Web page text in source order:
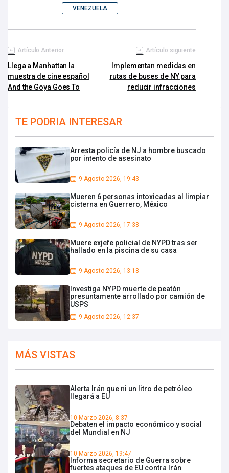
VENEZUELA
Artículo Anterior
Llega a Manhattan la
muestra de cine español
And the Goya Goes To
Artículo siguiente
Implementan medidas en
rutas de buses de NY para
reducir infracciones
TE PODRIA INTERESAR
Arresta policía de NJ a hombre buscado
por intento de asesinato
9 Agosto 2026, 19:43
Mueren 6 personas intoxicadas al limpiar
cisterna en Guerrero, México
9 Agosto 2026, 17:38
Muere exjefe policial de NYPD tras ser
hallado en la piscina de su casa
9 Agosto 2026, 13:18
Investiga NYPD muerte de peatón
presuntamente arrollado por camión de
USPS
9 Agosto 2026, 12:37
MÁS VISTAS
Alerta Irán que ni un litro de petróleo
llegará a EU
10 Marzo 2026, 8:37
Debaten el impacto económico y social
del Mundial en NJ
10 Marzo 2026, 19:47
Informa secretario de Guerra sobre
fuertes ataques de EU contra Irán